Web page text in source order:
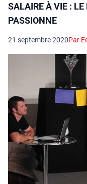
SALAIRE À VIE : LE
PASSIONNE
21 septembre 2020Par